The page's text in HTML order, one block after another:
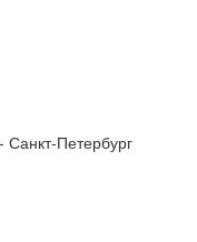
- Санкт-Петербург